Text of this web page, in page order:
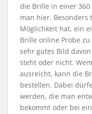
die Brille in einer
man hier. Besonders
Möglichkeit hat, ein
Brille online Probe
sehr gutes Bild
steht oder nicht.
ausreicht, kann die
bestellen. Dabei
werden, die man
bekommt oder bei